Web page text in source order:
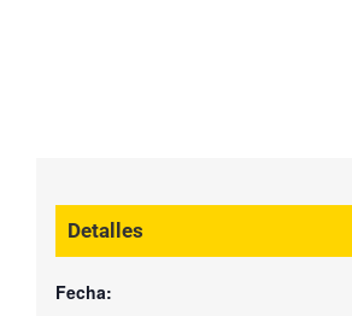
Detalles
Fecha: